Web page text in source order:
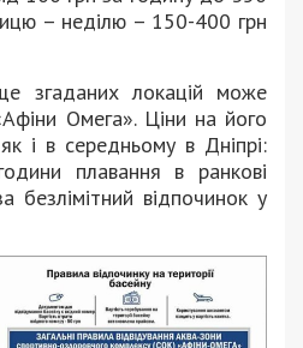
– неділю – 150-400 грн
згаданих локацій може
Омега». Ціни на його
і в середньому в Дніпрі:
плавання в ранкові
відпочинок у